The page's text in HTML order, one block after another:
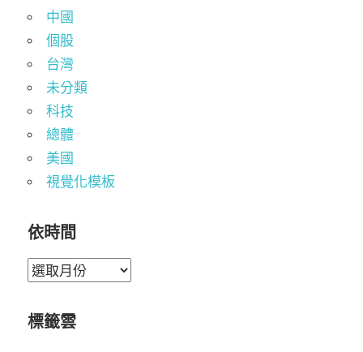
中國
個股
台灣
未分類
科技
總體
美國
視覺化模板
依時間
依
間
標籤雲